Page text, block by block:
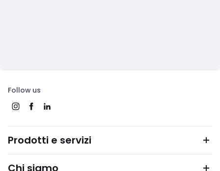
Follow us
Prodotti e servizi
Chi siamo